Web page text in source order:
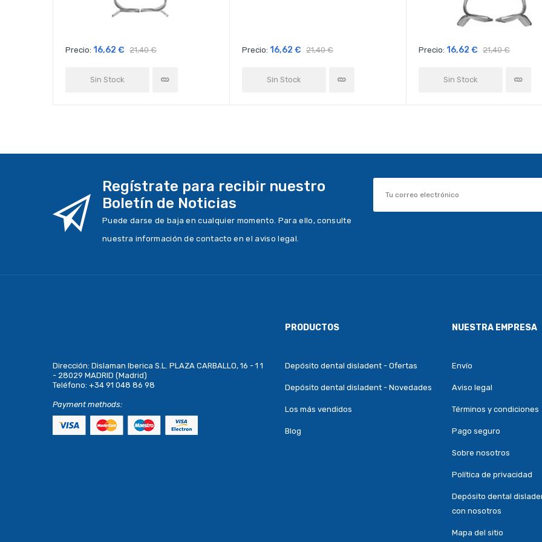
Precio: 16,62 € 21,40 €
Sin Stock
Precio: 16,62 € 21,40 €
Sin Stock
Precio: 16,62 € 21,40 €
Sin Stock
Regístrate para recibir nuestro
Boletín de Noticias
Puede darse de baja en cualquier momento. Para ello, consulte
nuestra información de contacto en el aviso legal.
Dirección: Dislaman Iberica S.L. PLAZA CARBALLO, 16 - 1 1
- 28029 MADRID (Madrid)
Teléfono: +34 91 048 86 98
Payment methods:
PRODUCTOS
Depósito dental disladent - Ofertas
Depósito dental disladent - Novedades
Los más vendidos
Blog
NUESTRA EMPRESA
Envío
Aviso legal
Términos y condiciones
Pago seguro
Sobre nosotros
Política de privacidad
Depósito dental
con nosotros
Mapa del sitio